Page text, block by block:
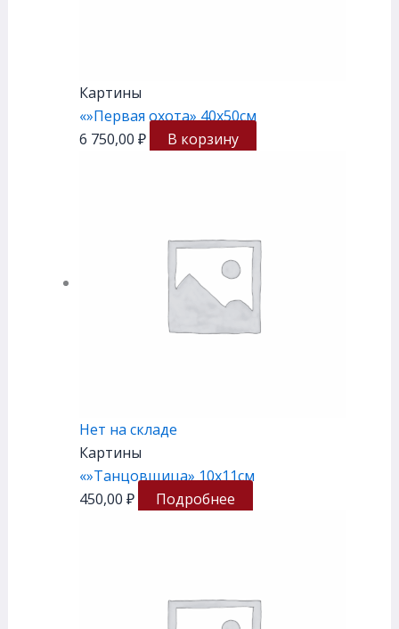
Картины
«»Первая охота» 40х50см
6 750,00 ₽ В корзину
Нет на складе
Картины
«»Танцовщица» 10х11см
450,00 ₽ Подробнее